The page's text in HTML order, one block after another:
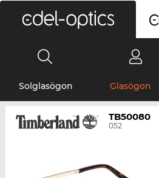
Solglasögon Glasögon
TB50080
052